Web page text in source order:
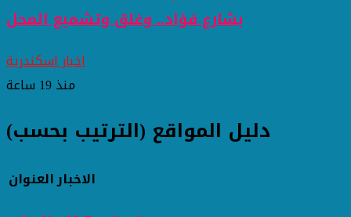
بشارع فؤاد.. وغلق وتشميع المحل
اخبار اسكندرية
منذ 19 ساعة
دليل المواقع (الترتيب بحسب)
العنوانالاخبار